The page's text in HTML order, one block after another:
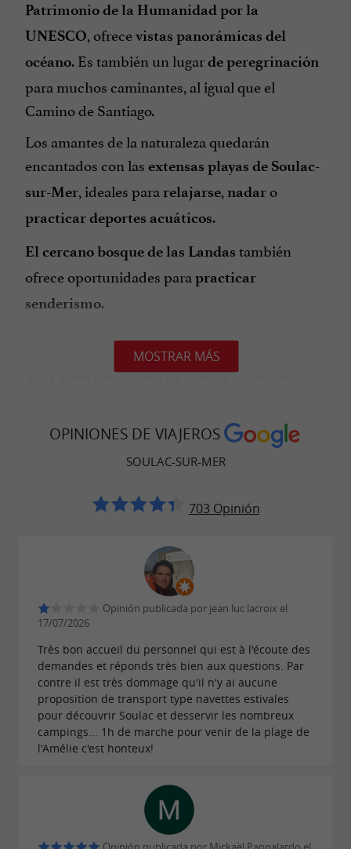
Patrimonio de la Humanidad por la
UNESCO, ofrecevistas panorámicas del
océano. Es también un lugarde peregrinación
para muchos caminantes, al igual que el
Camino de Santiago.
Los amantes de la naturaleza quedarán
encantados con las extensas playas de Soulac-
sur-Mer, ideales para relajarse, nadaro
practicar deportes acuáticos.
El cercano bosque de las Landas también
ofrece oportunidades para practicar
senderismo.
multitud de actividades
:
senderos costeros, el bosque de las Landas, el
Deportes acuáticos: surf, vela, paddle
surf… Las posibilidades son infinitas.
Visitas culturales
museo de Soulaco los alrededores, comoLe
Verdon-sur-Mer,Hourtin yLacanau.
Talasoterapia: disfrute de losbeneficios
del océanoen uno de los centros de
talasoterapia de la región.
: deguste
como ostras, mariscos y vinos del Médoc.
MOSTRAR MÁS
OPINIONES DE VIAJEROS
SOULAC-SUR-MER
703 Opinión
Opinión publicada por jean luc lacroix el
17/07/2026
Très bon accueil du personnel qui est à l'écoute des
demandes et réponds très bien aux questions. Par
contre il est très dommage qu'il n'y ai aucune
proposition de transport type navettes estivales
pour découvrir Soulac et desservir les nombreux
campings... 1h de marche pour venir de la plage de
l'Amélie c'est honteux!